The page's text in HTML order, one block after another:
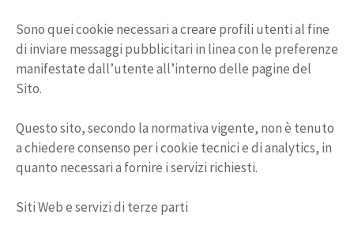
Sono quei cookie necessari a creare profili utenti al fine
di inviare messaggi pubblicitari in linea con le preferenze
manifestate dall’utente all’interno delle pagine del
Sito.
Questo sito, secondo la normativa vigente, non è tenuto
a chiedere consenso per i cookie tecnici e di analytics, in
quanto necessari a fornire i servizi richiesti.
Siti Web e servizi di terze parti